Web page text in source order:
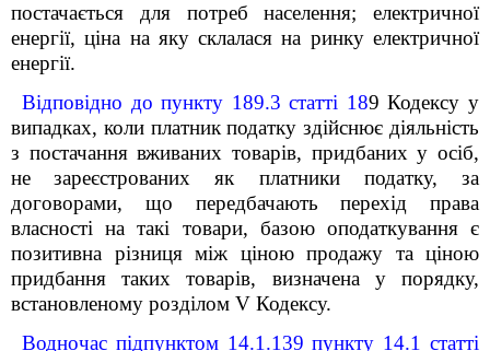
постачається для потреб населення; електричної
енергії, ціна на яку склалася на ринку електричної
енергії.
Відповідно до пункту 189.3 статті 189 Кодексу у
випадках, коли платник податку здійснює діяльність
з постачання вживаних товарів, придбаних у осіб,
не
зареєстрованих як платники податку, за
договорами, що передбачають перехід права
власності на такі товари, базою оподаткування є
позитивна різниця між ціною продажу та ціною
придбання таких товарів, визначена у порядку,
встановленому розділом V Кодексу.
Водночас підпунктом 14.1.139 пункту 14.1 статті